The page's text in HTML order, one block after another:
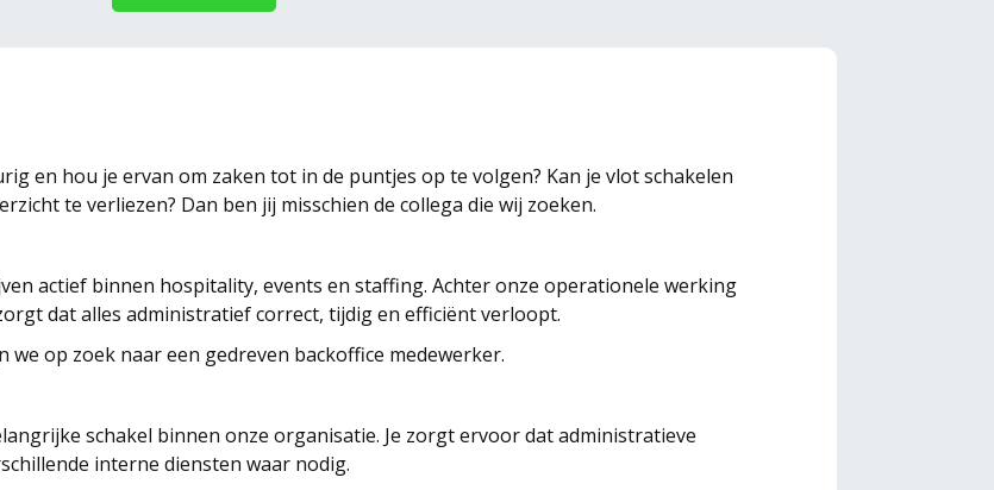
en hou je ervan om zaken tot in de puntjes op te volgen? Kan je vlot schakelen
te verliezen? Dan ben jij misschien de collega die wij zoeken.
actief binnen hospitality, events en staffing. Achter onze operationele werking
dat alles administratief correct, tijdig en efficiënt verloopt.
op zoek naar een gedreven backoffice medewerker.
schakel binnen onze organisatie. Je zorgt ervoor dat administratieve
interne diensten waar nodig.